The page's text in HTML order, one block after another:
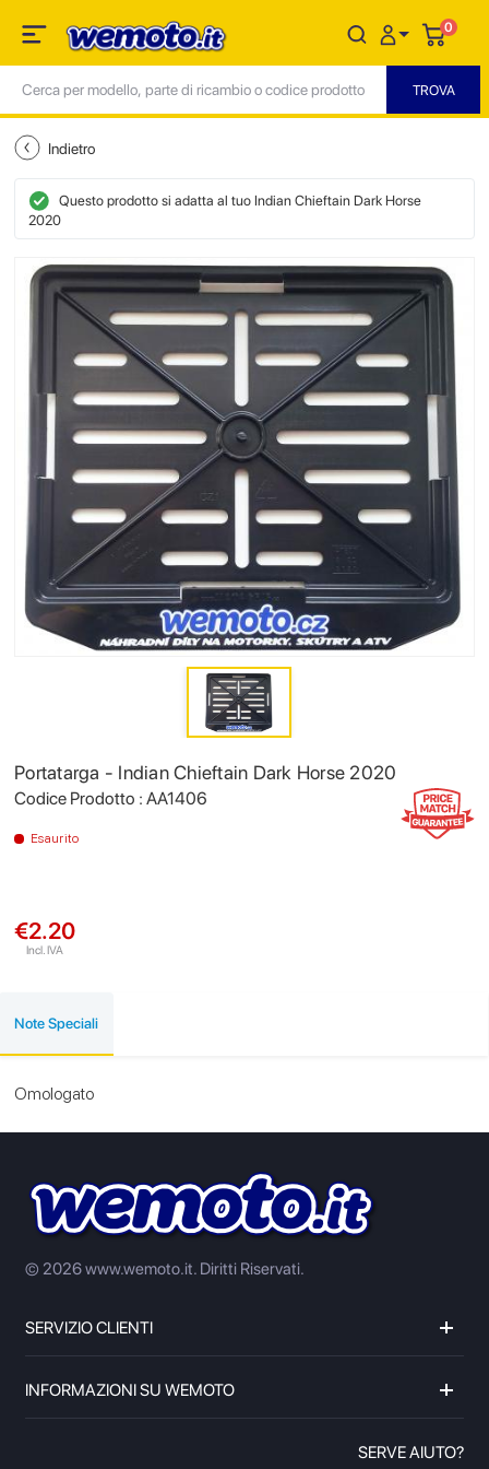
0
Indietro
Questo prodotto si adatta al tuo Indian Chieftain Dark Horse
2020
Portatarga - Indian Chieftain Dark Horse 2020
Codice Prodotto : AA1406
Esaurito
€2.20
Incl. IVA
Note Speciali
Omologato
© 2026 www.wemoto.it. Diritti Riservati.
SERVIZIO CLIENTI
INFORMAZIONI SU WEMOTO
SERVE AIUTO?